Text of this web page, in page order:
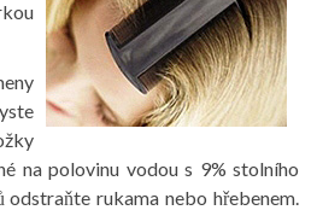
na polovinu vodou s 9% stolního
odstraňte rukama nebo hřebenem.